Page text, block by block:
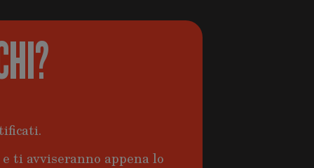
ti avviseranno appena lo